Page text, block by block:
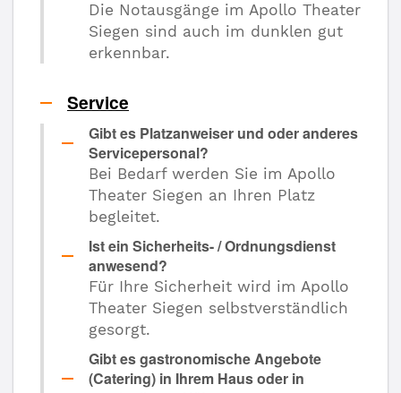
Die Notausgänge im Apollo Theater
Siegen sind auch im dunklen gut
erkennbar.
Service
Gibt es Platzanweiser und oder anderes
Servicepersonal?
Bei Bedarf werden Sie im Apollo
Theater Siegen an Ihren Platz
begleitet.
Ist ein Sicherheits- / Ordnungsdienst
anwesend?
Für Ihre Sicherheit wird im Apollo
Theater Siegen selbstverständlich
gesorgt.
Gibt es gastronomische Angebote
(Catering) in Ihrem Haus oder in